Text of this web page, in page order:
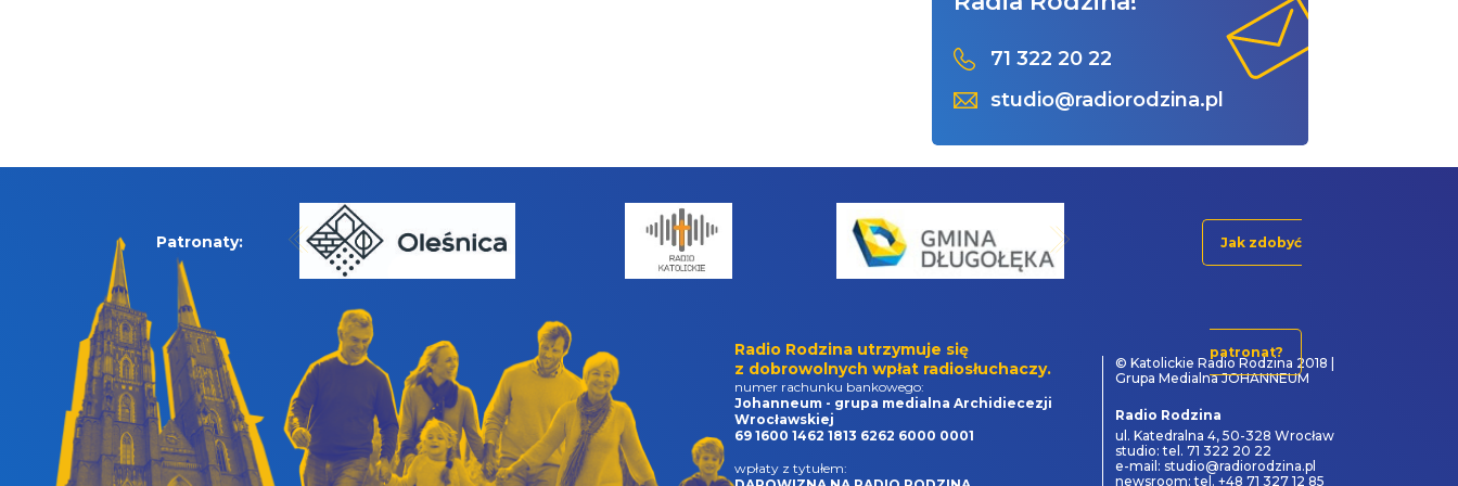
71 322 20 22
studio@radiorodzina.pl
Patronaty: Jak zdobyć
patronat?
Radio Rodzina utrzymuje się
z dobrowolnych wpłat radiosłuchaczy.
numer rachunku bankowego:
Johanneum - grupa medialna Archidiecezji
Wrocławskiej
69 1600 1462 1813 6262 6000 0001
wpłaty z tytułem:
© Katolickie Radio Rodzina 2018 |
Grupa Medialna JOHANNEUM
Radio Rodzina
ul. Katedralna 4, 50-328 Wrocław
studio: tel. 71 322 20 22
e-mail: studio@radiorodzina.pl
newsroom: tel. +48 71 327 12 85